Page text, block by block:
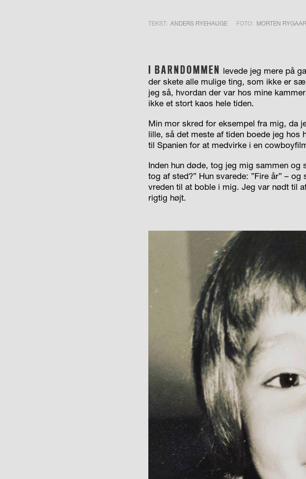
TEKST: ANDERS RYEHAUGE FOTO: MORTEN
I BARNDOMMEN levede jeg mere på
der skete alle mulige ting, som ikke er
jeg så, hvordan der var hos mine
ikke et stort kaos hele tiden.
Min mor skred for eksempel fra mig, da
lille, så det meste af tiden boede jeg hos
til Spanien for at medvirke i en
Inden hun døde, tog jeg mig sammen og
tog af sted?” Hun svarede: ”Fire år” –
vreden til at boble i mig. Jeg var nødt til
rigtig højt.